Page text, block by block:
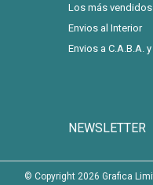
Los más vendidos
Envios al Interior
Envios a C.A.B.A. y
NEWSLETTER
© Copyright 2026 Grafica